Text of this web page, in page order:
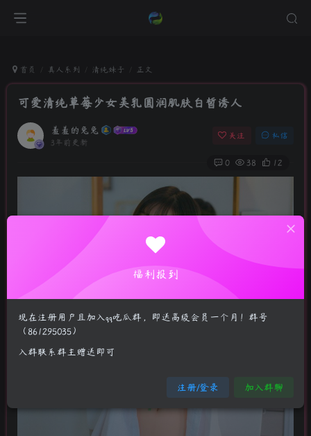
首页 真人系列 清纯妹子 正文
可爱清纯草莓少女美乳圆润肌肤白皙诱人
羞羞的兔兔
3年前更新
关注 私信
0 38 12
福利报到
现在注册用户且加入qq吃瓜群，即送高级会员一个月！群号
（861295035）
入群联系群主赠送即可
注册/登录 加入群聊